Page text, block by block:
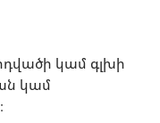
կամ գլխի
կամ